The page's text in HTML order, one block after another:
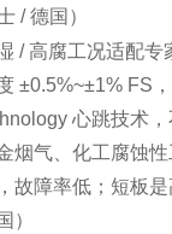
/ 德国）
/ 高腐工况适配专
±0.5%~±1% FS
心跳技术
烟气、化工腐蚀
故障率低；短板
）